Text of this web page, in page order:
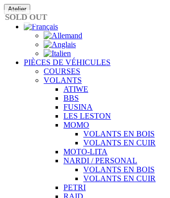
Passer
au
contenu
Atelier
PIÈCES DE VÉHICULES
COURSES
VOLANTS
ATIWE
BBS
FUSINA
LES LESTON
MOMO
VOLANTS EN BOIS
VOLANTS EN CUIR
MOTO-LITA
NARDI / PERSONAL
VOLANTS EN BOIS
VOLANTS EN CUIR
PETRI
RAID
SOLD OUT